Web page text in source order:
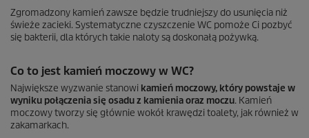
Zgromadzony kamień zawsze będzie trudniejszy do usunięcia niż
świeże zacieki. Systematyczne czyszczenie WC pomoże Ci pozbyć
się bakterii, dla których takie naloty są doskonałą pożywką.
Co to jest kamień moczowy w WC?
Największe wyzwanie stanowi kamień moczowy, który powstaje w
wyniku połączenia się osadu z kamienia oraz moczu. Kamień
moczowy tworzy się głównie wokół krawędzi toalety, jak również w
zakamarkach.